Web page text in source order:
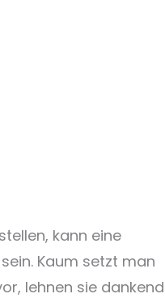
kann eine
Kaum setzt man
lehnen sie dankend